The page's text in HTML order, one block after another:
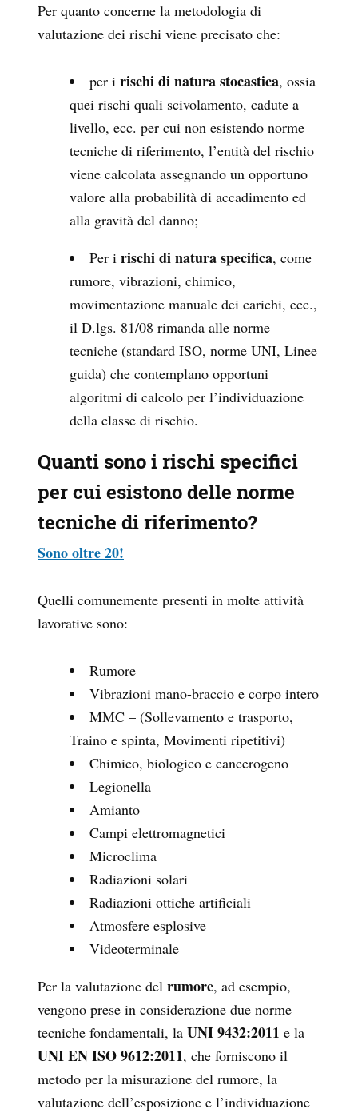
Per quanto concerne la metodologia di
valutazione dei rischi viene precisato che:
per i rischi di natura stocastica, ossia
quei rischi quali scivolamento, cadute a
livello, ecc. per cui non esistendo norme
tecniche di riferimento, l’entità del rischio
viene calcolata assegnando un opportuno
valore alla probabilità di accadimento ed
alla gravità del danno;
Per i rischi di natura specifica, come
rumore, vibrazioni, chimico,
movimentazione manuale dei carichi, ecc.,
il D.lgs. 81/08 rimanda alle norme
tecniche (standard ISO, norme UNI, Linee
guida) che contemplano opportuni
algoritmi di calcolo per l’individuazione
della classe di rischio.
Quanti sono i rischi specifici
per cui esistono delle norme
tecniche di riferimento?
Sono oltre 20!
Quelli comunemente presenti in molte attività
lavorative sono:
Rumore
Vibrazioni mano-braccio e corpo intero
MMC – (Sollevamento e trasporto,
Traino e spinta, Movimenti ripetitivi)
Chimico, biologico e cancerogeno
Legionella
Amianto
Campi elettromagnetici
Microclima
Radiazioni solari
Radiazioni ottiche artificiali
Atmosfere esplosive
Videoterminale
Per la valutazione del rumore, ad esempio,
vengono prese in considerazione due norme
tecniche fondamentali, la UNI 9432:2011 e la
UNI EN ISO 9612:2011, che forniscono il
metodo per la misurazione del rumore, la
valutazione dell’esposizione e l’individuazione